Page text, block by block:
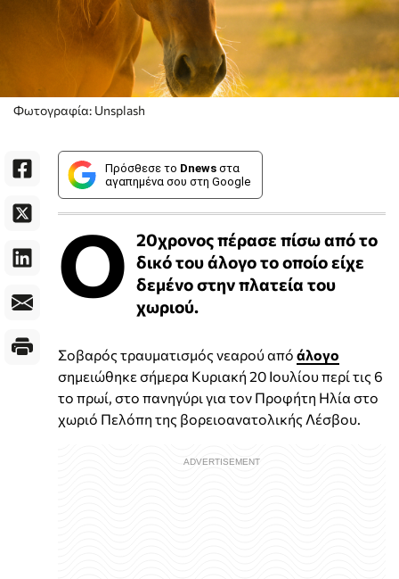
Φωτογραφία: Unsplash
Πρόσθεσε το Dnews στα
αγαπημένα σου στη Google
Ο 20χρονος πέρασε πίσω από το
δικό του άλογο το οποίο είχε
δεμένο στην πλατεία του
χωριού.
Σοβαρός τραυματισμός νεαρού από άλογο
σημειώθηκε σήμερα Κυριακή 20 Ιουλίου περί τις 6
το πρωί, στο πανηγύρι για τον Προφήτη Ηλία στο
χωριό Πελόπη της βορειοανατολικής Λέσβου.